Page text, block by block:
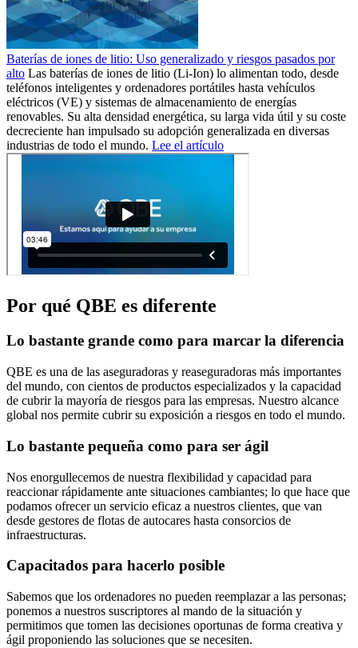
Baterías de iones de litio: Uso generalizado y riesgos pasados por
alto Las baterías de iones de litio (Li-Ion) lo alimentan todo, desde
teléfonos inteligentes y ordenadores portátiles hasta vehículos
eléctricos (VE) y sistemas de almacenamiento de energías
renovables. Su alta densidad energética, su larga vida útil y su coste
decreciente han impulsado su adopción generalizada en diversas
industrias de todo el mundo. Lee el artículo
Por qué QBE es diferente
Lo bastante grande como para marcar la diferencia
QBE es una de las aseguradoras y reaseguradoras más importantes
del mundo, con cientos de productos especializados y la capacidad
de cubrir la mayoría de riesgos para las empresas. Nuestro alcance
global nos permite cubrir su exposición a riesgos en todo el mundo.
Lo bastante pequeña como para ser ágil
Nos enorgullecemos de nuestra flexibilidad y capacidad para
reaccionar rápidamente ante situaciones cambiantes; lo que hace que
podamos ofrecer un servicio eficaz a nuestros clientes, que van
desde gestores de flotas de autocares hasta consorcios de
infraestructuras.
Capacitados para hacerlo posible
Sabemos que los ordenadores no pueden reemplazar a las personas;
ponemos a nuestros suscriptores al mando de la situación y
permitimos que tomen las decisiones oportunas de forma creativa y
ágil proponiendo las soluciones que se necesiten.